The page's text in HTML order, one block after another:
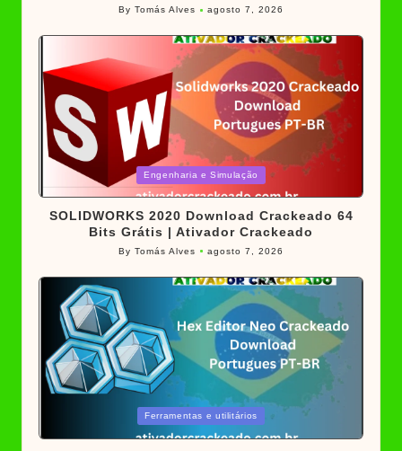
Posted
ByTomás Alves agosto 7, 2026
Posted
Engenharia e Simulação
SOLIDWORKS 2020 Download Crackeado 64
Bits Grátis | Ativador Crackeado
Posted
ByTomás Alves agosto 7, 2026
Ferramentas e utilitários